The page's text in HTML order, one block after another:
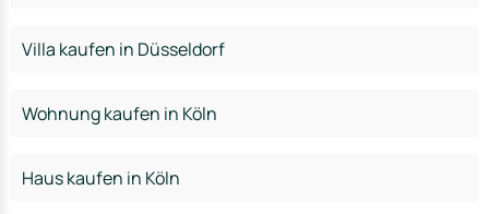
Villa kaufen in Düsseldorf
Wohnung kaufen in Köln
Haus kaufen in Köln